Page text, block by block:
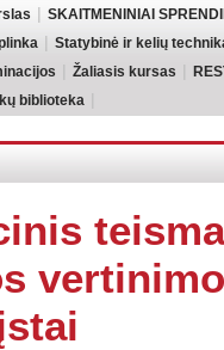
SKAITMENINIAI
Statybinė ir kelių
Žaliasis kursas
biblioteka